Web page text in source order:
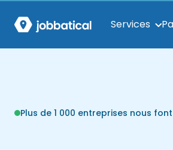
Services
Plus de 1 000 entreprises nous